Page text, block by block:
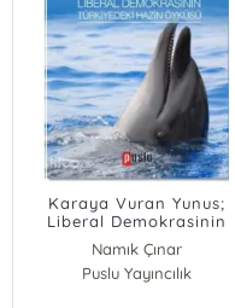
Karaya Vuran Yunus;
Liberal Demokrasinin
Türkiyedeki Hazin Öyküsü
Namık Çınar
Puslu Yayıncılık